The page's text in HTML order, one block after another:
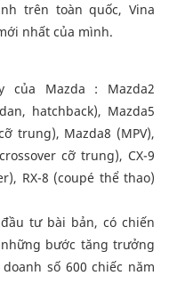
trên toàn quốc, Vina
nhất của mình.
của Mazda : Mazda2
hatchback), Mazda5
trung), Mazda8 (MPV),
cỡ trung), CX-9
RX-8 (coupé thể thao)
tư bài bản, có chiến
bước tăng trưởng
số 600 chiếc năm